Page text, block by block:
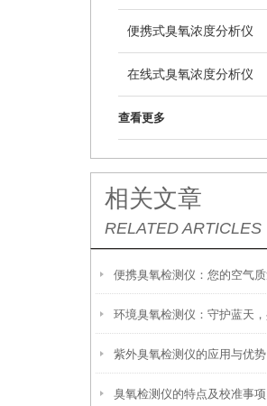
便携式臭氧浓度分析仪
在线式臭氧浓度分析仪
查看更多
相关文章
RELATED ARTICLES
紫外臭氧检测仪的应用与优势
臭氧检测仪的特点及校准事项